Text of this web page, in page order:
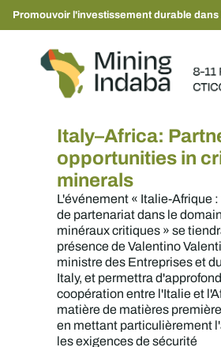
Promouvoir l'investissement durable
Italy–Africa:
opportunities in
minerals
L'événement « Italie-Afrique
de partenariat dans le
minéraux critiques » se
présence de Valentino
ministre des Entreprises et
Italy, et permettra
coopération entre l'Italie et
matière de matières
en mettant particulièrement
les exigences de sécurité